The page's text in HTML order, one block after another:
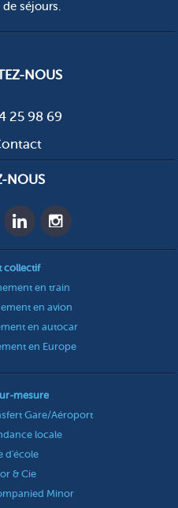
séjours.
NOUS
25 98 69
NOUS
collectif
en train
en avion
en autocar
en Europe
mesure
Gare/Aéroport
locale
d'école
& Cie
Minor